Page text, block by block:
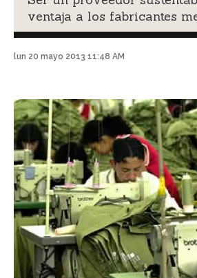
ventaja a los fabricantes
lun 20 mayo 2013 11:48 AM